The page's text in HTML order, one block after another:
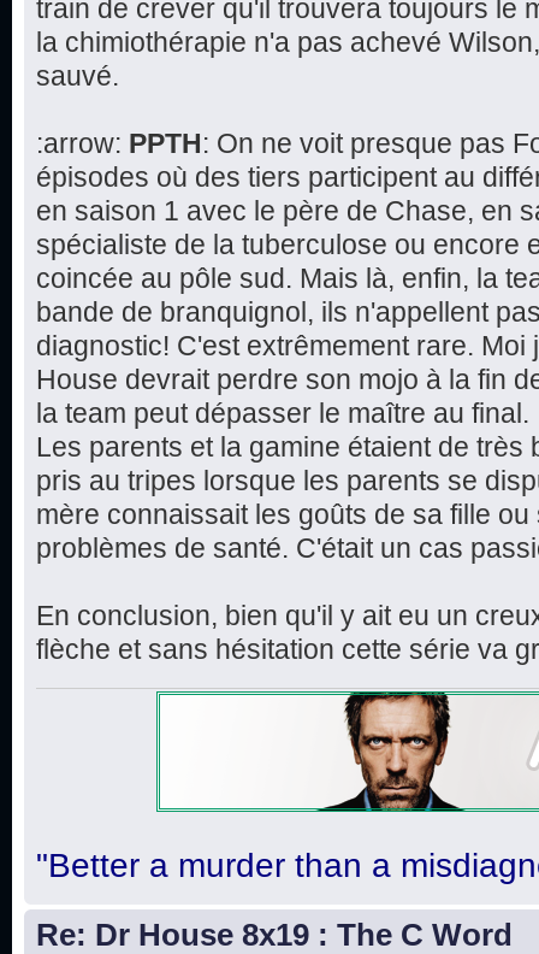
train de crever qu'il trouvera toujours le
la chimiothérapie n'a pas achevé
sauvé.
:arrow: PPTH: On ne voit presque pas
épisodes où des tiers participent au
en saison 1 avec le père de Chase, en
spécialiste de la tuberculose ou encore
coincée au pôle sud. Mais là, enfin, la
bande de branquignol, ils n'appellent
diagnostic! C'est extrêmement rare. Moi
House devrait perdre son mojo à la fin
la team peut dépasser le maître au final.
Les parents et la gamine étaient de très
pris au tripes lorsque les parents se
mère connaissait les goûts de sa fille
problèmes de santé. C'était un cas
En conclusion, bien qu'il y ait eu un
flèche et sans hésitation cette série va
"Better a murder than a
Re: Dr House 8x19 : The C Word